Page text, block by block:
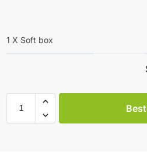
1 X Soft box